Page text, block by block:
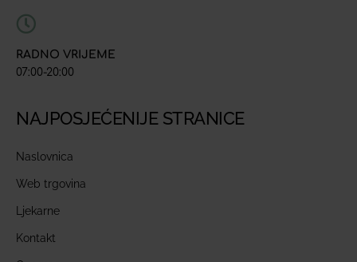
RADNO VRIJEME
07:00-20:00
NAJPOSJEĆENIJE STRANICE
Naslovnica
Web trgovina
Ljekarne
Kontakt